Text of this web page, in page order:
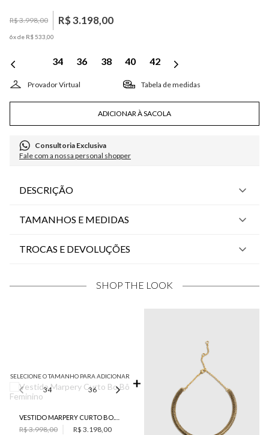
R$3.998,00 R$3.198,00
6x de R$ 533 00
34 36 38 40 42
Tabela de medidas
ADICIONAR À SACOLA
Consultoria Exclusiva
Fale com a nossa personal shopper
DESCRIÇÃO
TAMANHOS E MEDIDAS
TROCAS E DEVOLUÇÕES
SHOP THE LOOK
SELECIONE O TAMANHO PARA ADICIONAR
34 36 38 40 42
R$ 3.998,00 R$ 3.198,00